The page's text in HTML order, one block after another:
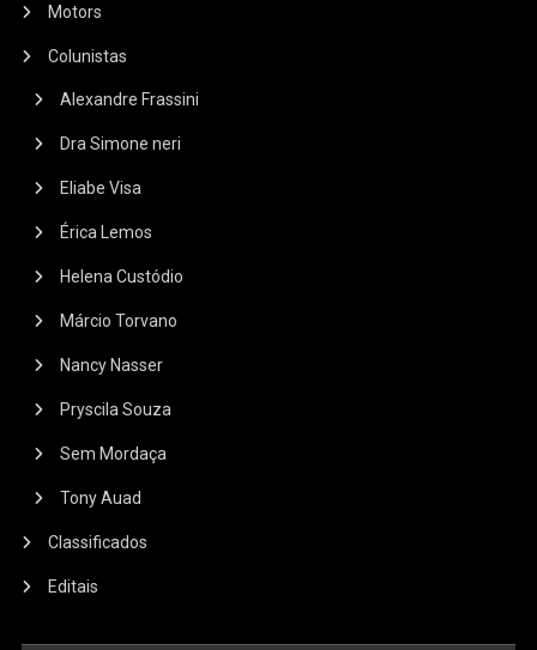
Motors
Colunistas
Alexandre Frassini
Dra Simone neri
Eliabe Visa
Érica Lemos
Helena Custódio
Márcio Torvano
Nancy Nasser
Pryscila Souza
Sem Mordaça
Tony Auad
Classificados
Editais